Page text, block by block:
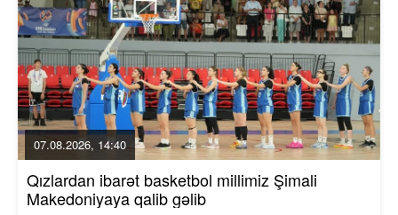
07.08.2026, 14:40
Qızlardan ibarət basketbol millimiz Şimali
Makedoniyaya qalib gəlib